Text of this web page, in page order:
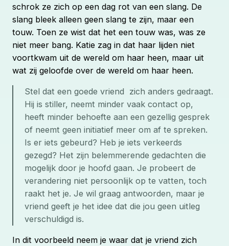
schrok ze zich op een dag rot van een slang. De
slang bleek alleen geen slang te zijn, maar een
touw. Toen ze wist dat het een touw was, was ze
niet meer bang. Katie zag in dat haar lijden niet
voortkwam uit de wereld om haar heen, maar uit
wat zij geloofde over de wereld om haar heen.
Stel dat een goede vriend  zich anders gedraagt.
Hij is stiller, neemt minder vaak contact op,
heeft minder behoefte aan een gezellig gesprek
of neemt geen initiatief meer om af te spreken.
Is er iets gebeurd? Heb je iets verkeerds
gezegd? Het zijn belemmerende gedachten die
mogelijk door je hoofd gaan. Je probeert de
verandering niet persoonlijk op te vatten, toch
raakt het je. Je wil graag antwoorden, maar je
vriend geeft je het idee dat die jou geen uitleg
verschuldigd is.
In dit voorbeeld neem je waar dat je vriend zich